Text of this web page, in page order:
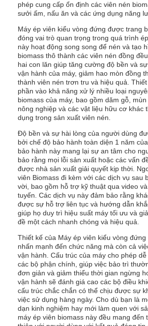
phép cung cấp ổn định các viên nén
sưởi ấm, nấu ăn và các ứng dụng năng
Máy ép viên kiểu vòng đứng được trang
đóng vai trò quan trọng trong quá trình
này hoạt động song song để nén và tạo
biomass thô thành các viên nén đồng
hai con lăn giúp tăng cường độ bền và
vận hành của máy, giảm hao mòn đồng
thành viên nén trơn tru và hiệu quả.
phần vào khả năng xử lý nhiều loại
biomass của máy, bao gồm dăm gỗ,
nông nghiệp và các vật liệu hữu cơ khác
dụng trong sản xuất viên nén.
Độ bền và sự hài lòng của người dùng
bởi chế độ bảo hành toàn diện 1 năm
bảo hành này mang lại sự an tâm cho
bảo rằng mọi lỗi sản xuất hoặc các vấn
được nhà sản xuất giải quyết kịp thời.
viên Biomass đi kèm với các dịch vụ sau
vời, bao gồm hỗ trợ kỹ thuật qua video
tuyến. Các dịch vụ này đảm bảo rằng
được sự hỗ trợ liên tục và hướng dẫn
giúp họ duy trì hiệu suất máy tối ưu và
đề một cách nhanh chóng và hiệu quả.
Thiết kế của Máy ép viên kiểu vòng
nhấn mạnh đến chức năng mà còn cả
vận hành. Cấu trúc của máy cho phép
các bộ phận chính, giúp việc bảo trì
đơn giản và giảm thiểu thời gian ngừng
vận hành sẽ đánh giá cao các bộ điều
cấu trúc chắc chắn có thể chịu được sự
việc sử dụng hàng ngày. Cho dù bạn là
dạn kinh nghiệm hay mới làm quen với
máy ép viên biomass này đều mang đến